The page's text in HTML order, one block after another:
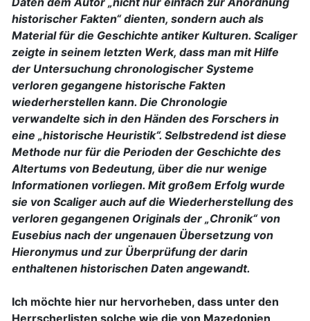
historischer Fakten“ dienten, sondern auch als
Material für die Geschichte antiker Kulturen. Scaliger
zeigte in seinem letzten Werk, dass man mit Hilfe
der Untersuchung chronologischer Systeme
verloren gegangene historische Fakten
wiederherstellen kann. Die Chronologie
verwandelte sich in den Händen des Forschers in
eine „historische Heuristik“. Selbstredend ist diese
Methode nur für die Perioden der Geschichte des
Altertums von Bedeutung, über die nur wenige
Informationen vorliegen. Mit großem Erfolg wurde
sie von Scaliger auch auf die Wiederherstellung des
verloren gegangenen Originals der „Chronik“ von
Eusebius nach der ungenauen Übersetzung von
Hieronymus und zur Überprüfung der darin
enthaltenen historischen Daten angewandt.
Ich möchte hier nur hervorheben, dass unter den
Herrscherlisten solche wie die von Mazedonien,